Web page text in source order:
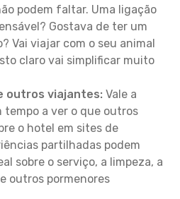
podem faltar. Uma ligação
Gostava de ter um
Vai viajar com o seu animal
claro vai simplificar muito
outros viajantes: Vale a
tempo a ver o que outros
o hotel em sites de
partilhadas podem
sobre o serviço, a limpeza, a
outros pormenores